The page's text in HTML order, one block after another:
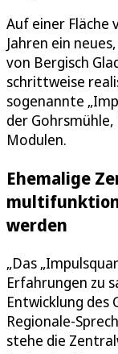
Auf einer Fläche
Jahren ein
von Bergisch
schrittweise
sogenannte
der
Modulen.
Ehemalige
werden
„Das
Erfahrungen zu
Entwicklung des
Regionale-
stehe die